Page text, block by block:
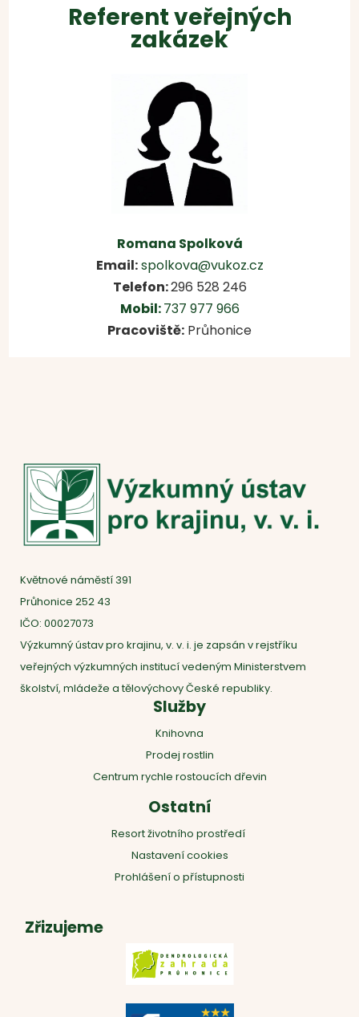
Referent veřejných
zakázek
Romana Spolková
Email:spolkova@vukoz.cz
Telefon:296 528 246
Mobil:737 977 966
Pracoviště: Průhonice
Květnové náměstí 391
Průhonice 252 43
IČO: 00027073
Výzkumný ústav pro krajinu, v. v. i. je zapsán v rejstříku
veřejných výzkumných institucí vedeným Ministerstvem
školství, mládeže a tělovýchovy České republiky.
Služby
Knihovna
Prodej rostlin
Centrum rychle rostoucích dřevin
Ostatní
Resort životního prostředí
Nastavení cookies
Prohlášení o přístupnosti
Zřizujeme